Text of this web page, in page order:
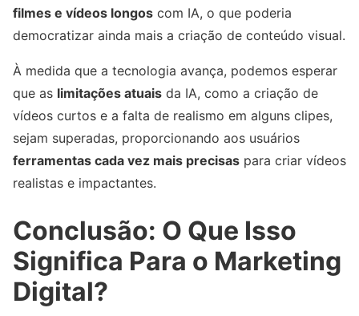
filmes e vídeos longos com IA, o que poderia
democratizar ainda mais a criação de conteúdo visual.
À medida que a tecnologia avança, podemos esperar
que as limitações atuais da IA, como a criação de
vídeos curtos e a falta de realismo em alguns clipes,
sejam superadas, proporcionando aos usuários
ferramentas cada vez mais precisas para criar vídeos
realistas e impactantes.
Conclusão: O Que Isso
Significa Para o Marketing
Digital?